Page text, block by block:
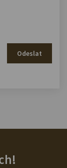
Odeslat